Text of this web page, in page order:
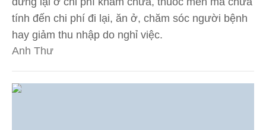
tính đến chi phí đi lại, ăn ở, chăm sóc người bệnh
hay giảm thu nhập do nghỉ việc.
Anh Thư